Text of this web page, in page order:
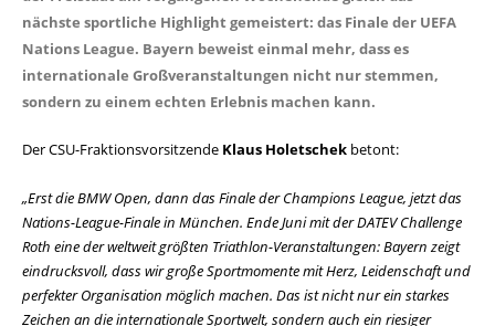
nächste sportliche Highlight gemeistert: das Finale der UEFA
Nations League. Bayern beweist einmal mehr, dass es
internationale Großveranstaltungen nicht nur stemmen,
sondern zu einem echten Erlebnis machen kann.
Der CSU-Fraktionsvorsitzende Klaus Holetschek betont:
Erst die BMW Open, dann das Finale der Champions League, jetzt das
Nations-League-Finale in München. Ende Juni mit der DATEV Challenge
Roth eine der weltweit größten Triathlon-Veranstaltungen: Bayern zeigt
eindrucksvoll, dass wir große Sportmomente mit Herz, Leidenschaft und
perfekter Organisation möglich machen. Das ist nicht nur ein starkes
Zeichen an die internationale Sportwelt, sondern auch ein riesiger